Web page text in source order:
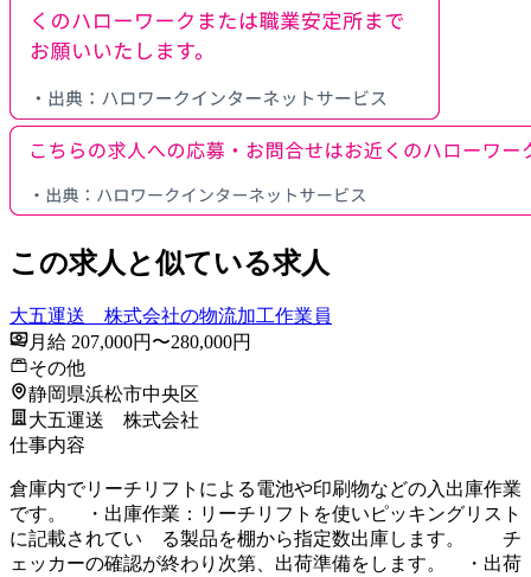
この求人と似ている求人
大五運送 株式会社の物流加工作業員
月給 207,000円〜280,000円
その他
静岡県浜松市中央区
大五運送 株式会社
仕事内容
倉庫内でリーチリフトによる電池や印刷物などの入出庫作業
です。 ・出庫作業：リーチリフトを使いピッキングリスト
に記載されてい る製品を棚から指定数出庫します。 チ
ェッカーの確認が終わり次第、出荷準備をします。 ・出荷